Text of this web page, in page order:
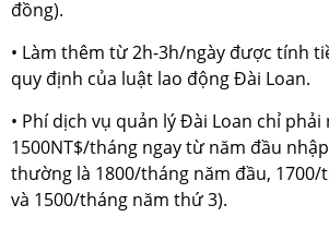
đồng).
• Làm thêm từ 2h-3h/ngày được tính
quy định của luật lao động Đài Loan.
• Phí dịch vụ quản lý Đài Loan chỉ phải
1500NT$/tháng ngay từ năm đầu
thường là 1800/tháng năm đầu,
và 1500/tháng năm thứ 3).